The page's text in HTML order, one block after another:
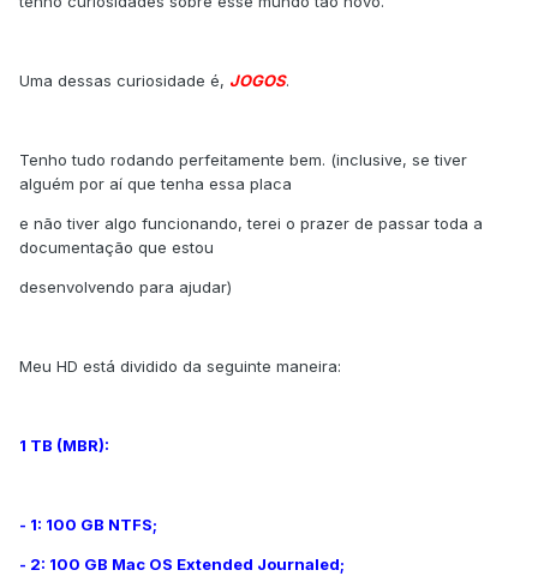
Uma dessas curiosidade é, JOGOS.
Tenho tudo rodando perfeitamente bem. (inclusive, se tiver
alguém por aí que tenha essa placa
e não tiver algo funcionando, terei o prazer de passar toda a
documentação que estou
desenvolvendo para ajudar)
Meu HD está dividido da seguinte maneira:
1 TB (MBR):
- 1: 100 GB NTFS;
- 2: 100 GB Mac OS Extended Journaled;